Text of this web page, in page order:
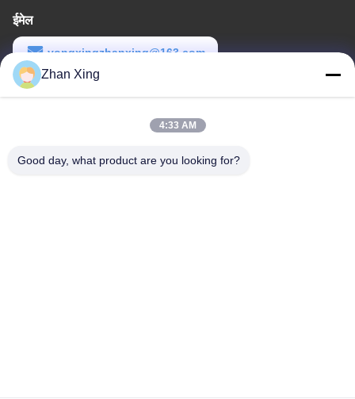
ईमेल
yongxingzhanxing@163.com
कार्य समय
Zhan Xing
4:33 AM
Good day, what product are you looking for?